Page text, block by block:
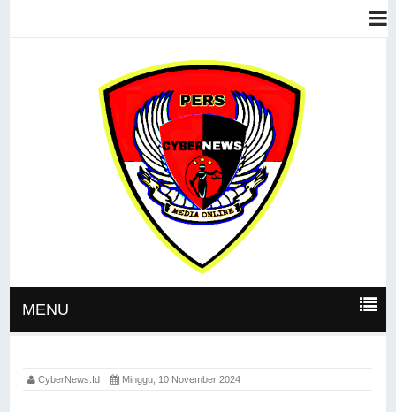
MENU
CyberNews.id Minggu, 10 November 2024